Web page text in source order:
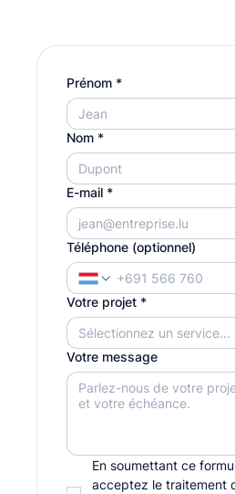
Prénom *
Nom *
E-mail *
Téléphone (optionnel)
Votre projet *
Votre message
En soumettant ce
acceptez le traitement